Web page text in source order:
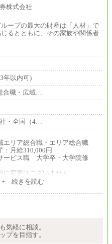
ランスフォーム
～225,000円＋地域間調整給
サイトよりご確認ください。
ビス ※2027年新卒募集終了
サイトよりご確認ください。
ーション(株)
242,600円＋地域手当
サイトよりご確認ください。
ンスフォーム
～195,000円
サイトよりご確認ください。
ング ※2027年新卒募集終了
円
円
円
ープの最大の財産は「人材」で
るとともに、その家族や関係者
年以内可)
合職・広域…
・全国（4…
エリア総合職・エリア総合職
：月給310,000円
ービス職 大学卒・大学院修
変更はございません
+ 続きを読む
気軽に相談。
プを目指す。